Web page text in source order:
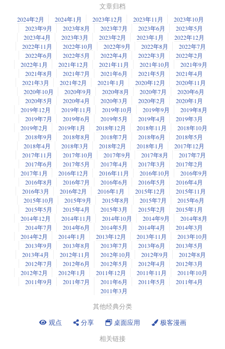
你应该可以看到以下的输出：
另一种方式是首先赋予脚本执行权限：
然后这样运行它：
? 你也可以使用基于图形用户界面的文本编辑器来编写脚本。这可能更
适合编写较长的脚本。然而，你需要切换到保存脚本的目录中才能运行
它。
恭喜！你刚刚运行了你的第一个 Bash 脚本。
Bash 基础知识系列 #1：创建并运行你的第一个 Bash Shell 脚本
2、在 Bash 脚本中使用变量
变量的声明方式如下：
然后可以像这样访问变量：
递归功能非常强大，可以帮助你编写复杂的程序。
让我们用一个计算阶乘的样本脚本来看看它的应用。如果你忘记了，阶乘
的定义是这样的。
n 的阶乘：
所以，5 的阶乘是 1 * 2 * 3 * 4 * 5，计算结果是 120。
这是我用递归计算给定数字的阶乘的脚本。
    if [ $1 -gt 1 ]; then
        echo $(( $1 * $(factorial $(( $1 -1 ))) ))
while 循环测试一个条件，然后只要条件为真，就继续循环。
while [ condition ]; do
    commands
如果你考虑前一个例子，它可以使用 while 循环进行重写：
#!/bin/bash
while [ $num -le 10 ]; do
    echo $num
    num=$(($num+1))
如你所见，你首先需要将变量 num 定义为 1，然后在循环体内，你增加
的值。只要 num 小于或等于 10，while 循环就会检查条件并运行脚
因此，现在运行脚本将会显示出和之前 for
循环中看到的完全相同的结
Bash 脚本，它接受一个数字作为参数
是一个链接
现在你已经了解了各种比较表达式，让我们在各种示例中看看它们的实际
应用。
在 Bash 中使用 if 语句
让我们创建一个脚本来告诉你给定的数字是否为偶数。
这是我的脚本，名为
even.sh ：
#!/bin/bash
read -p "Enter the number: " num
mod=$(($num%2))
if [ $mod -eq 0 ]; then
    echo "Number $num is even"
当模数运算（ % ）整除给定数字（本例中为 2）时，它返回零。
? 特别注意空格。左括号和右括号与条件之间必须有空格。同样，条件
运算符（-le、== 等）前后必须有空格。
这是我运行脚本时显示的内容：
的输出作为另一个程序的输入提供，而无需对程序进行任何更改。这是许
多 UNIX/Linux 应用程序的理念——保持应用程序简单，然后将许多应用程
序组合在一起以实现最终结果，而不是让一个程序做很多事情。
如果需要，我们可以将
ls 的输出重定向到文件中，然后使用 vi
查看
它。为此，我们使用以下命令：
ls -l > /tmp/my_file.txt
在这种情况下，
的输出被重定向到一个文件中。这由 Shell 进行管理，
它理解 > 符号表示重定向。它将其后面的标记视为文件。
使用 Shell 自动化
结合命令的能力是使用 Shell 命令创建自动化脚本的关键要素之一。在我最
近的项目中，我们使用集群模式执行 Python/Spark（PySpark）应用程序。
每个应用程序执行了许多结构化查询语言（SQL）语句 - SparkSQL。为了跟
踪应用程序的进展，我们会打印有关正在执行的 SQL 的详细信息。这样可
以让我们保留应用程序中正在发生的情况的日志。由于应用程序在集群模
式下执行，要查看日志，我们必须使用以下
yarn 命令：
在大多数情况下，应用程序生成的日志非常大。因此，我们通常将日志导
less 中，或将其重定向到一个文件中。我们使用的命令是：
我们的开发团队有 40 人。每个人都必须记住这个命令。为了简化操作，我
将这个命令转换成了一个 Bash 脚本。为此，我创建了一个以
名的文件。在 UNIX 和 Linux 系统上，文件扩展名并不重要。只要文件是可
执行的，它就能工作。扩展名在 MS Windows 上有意义。
需要记住的重要事项
正如你所看到的，第二个示例中有两个单词，但由于它用引号引起来，因
此它被视为单个单词。连空格都算作一个字符。
在 Bash 中连接字符串
用技术术语来说是字符串连接
concatenation
，这是 Bash 中最简单的字符串操作之一。
你只需像这样一个接一个地使用字符串变量：
还能比这更简单吗？我觉得不能。
让我们看一个例子。这是我的示例脚本，名为
join.sh ：
#!/bin/bash
read -p "Enter first string: " str1
read -p "Enter second string: " str2
joined=$str1$str2
以下是该脚本的运行示例：
文章归档
2024年2月 2024年1月 2023年12月 2023年11月
2023年10月
2023年9月
2023年8月 2023年7月 2023年6月
2023年5月
2023年4月
2023年3月 2023年2月 2023年1月
2022年12月
2022年11月
2022年10月 2022年9月 2022年8月
2022年7月
2022年6月
2022年5月 2022年4月 2022年3月
2022年2月
2022年1月
2021年12月 2021年11月 2021年10月
2021年9月
2021年8月
2021年7月 2021年6月 2021年5月
2021年4月
2021年3月
2021年2月 2021年1月 2020年12月
2020年11月
2020年10月
2020年9月 2020年8月 2020年7月
2020年6月
2020年5月
2020年4月 2020年3月 2020年2月
2020年1月
2019年12月
2019年11月 2019年10月 2019年9月
2019年8月
2019年7月
2019年6月 2019年5月 2019年4月
2019年3月
2019年2月
2019年1月 2018年12月 2018年11月
2018年10月
2018年9月
2018年8月 2018年7月 2018年6月
2018年5月
2018年4月
2018年3月 2018年2月 2018年1月
2017年12月
2017年11月
2017年10月 2017年9月 2017年8月
2017年7月
2017年6月
2017年5月 2017年4月 2017年3月
2017年2月
2017年1月
2016年12月 2016年11月 2016年10月
2016年9月
2016年8月
2016年7月 2016年6月 2016年5月
2016年4月
2016年3月
2016年2月 2016年1月 2015年12月
2015年11月
2015年10月
2015年9月 2015年8月 2015年7月
2015年6月
2015年5月
2015年4月 2015年3月 2015年2月
2015年1月
2014年12月
2014年11月 2014年10月 2014年9月
2014年8月
2014年7月
2014年6月 2014年5月 2014年4月
2014年3月
2014年2月
2014年1月 2013年12月 2013年11月
2013年10月
2013年9月
2013年8月 2013年7月 2013年6月
2013年5月
2013年4月
2012年11月 2012年10月 2012年9月
2012年8月
2012年7月
2012年6月 2012年5月 2012年4月
2012年3月
2012年2月
2012年1月 2011年12月 2011年11月
2011年10月
2011年9月
2011年7月 2011年6月 2011年5月
2011年4月
2011年3月
其他经典分类
观点
分享 桌面应用
极客漫画
相关链接